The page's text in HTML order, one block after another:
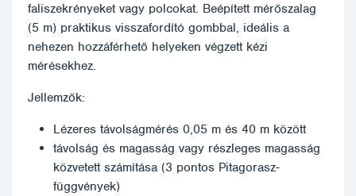
faliszekrényeket vagy polcokat. Beépített mérőszalag
(5 m) praktikus visszafordító gombbal, ideális a
nehezen hozzáférhető helyeken végzett kézi
mérésekhez.
Jellemzők:
Lézeres távolságmérés 0,05 m és 40 m között
távolság és magasság vagy részleges magasság
közvetett számítása (3 pontos Pitagorasz-
függvények)